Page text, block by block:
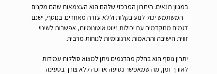
במגוון תנאים. היתרון המרכזי שלהם הוא העצמאות שהם מקנים
– המשתמש יכול לנוע בקלות וללא עזרה מאחרים. בנוסף, ישנם
דגמים מתקדמים עם יכולות ניווט אוטונומיות, אפשרות לשינוי
זווית הישיבה והתאמות ארגונומיות לנוחות מרבית.
יתרון נוסף הוא בחלק מהדגמים ניתן למצוא סוללות עמידות
לאורך זמן, מה שמאפשר נסיעה ארוכה ללא צורך בטעינה